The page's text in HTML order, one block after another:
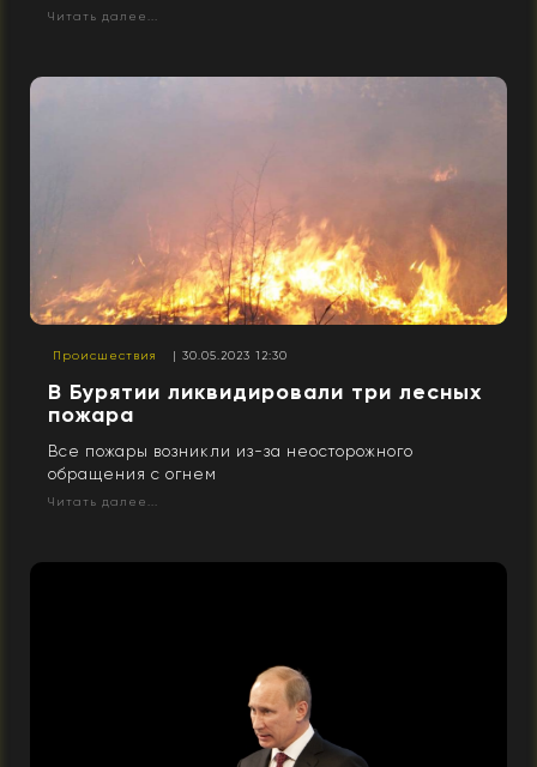
Читать далее...
Происшествия | 30.05.2023 12:30
В Бурятии ликвидировали три лесных
пожара
Все пожары возникли из-за неосторожного
обращения с огнем
Читать далее...